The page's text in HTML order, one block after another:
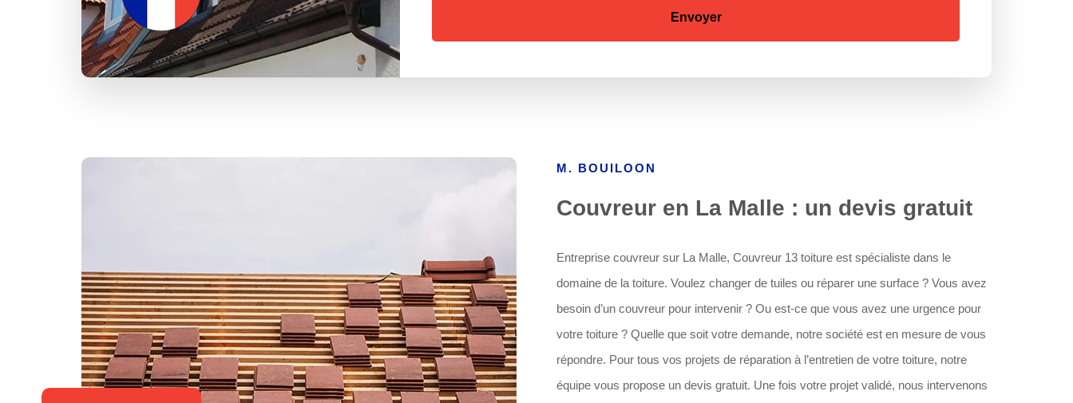
M. BOUILOON
Couvreur en La Malle : un devis gratuit
Entreprise couvreur sur La Malle, Couvreur 13 toiture est spécialiste dans le
domaine de la toiture. Voulez changer de tuiles ou réparer une surface ? Vous avez
besoin d’un couvreur pour intervenir ? Ou est-ce que vous avez une urgence pour
votre toiture ? Quelle que soit votre demande, notre société est en mesure de vous
répondre. Pour tous vos projets de réparation à l’entretien de votre toiture, notre
équipe vous propose un devis gratuit. Une fois votre projet validé, nous intervenons